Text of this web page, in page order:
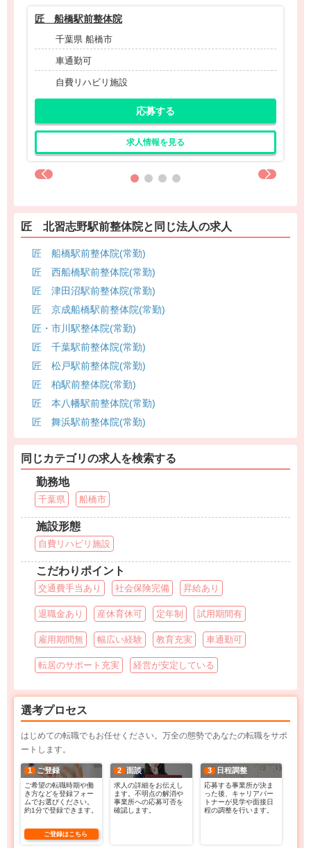
匠 船橋駅前整体院
千葉県 船橋市
車通勤可
自費リハビリ施設
応募する
求人情報を見る
匠 北習志野駅前整体院と同じ法人の求人
匠 船橋駅前整体院(常勤)
匠 西船橋駅前整体院(常勤)
匠 津田沼駅前整体院(常勤)
匠 京成船橋駅前整体院(常勤)
匠・市川駅整体院(常勤)
匠 千葉駅前整体院(常勤)
匠 松戸駅前整体院(常勤)
匠 柏駅前整体院(常勤)
匠 本八幡駅前整体院(常勤)
匠 舞浜駅前整体院(常勤)
同じカテゴリの求人を検索する
勤務地
千葉県 船橋市
施設形態
自費リハビリ施設
こだわりポイント
交通費手当あり 社会保険完備 昇給あり
退職金あり 産休育休可 定年制 試用期間有
雇用期間無 幅広い経験 教育充実 車通勤可
転居のサポート充実 経営が安定している
選考プロセス
はじめての転職でもお任せください。万全の態勢であなたの転職をサポ
ートします。
1 ご登録
ご希望の転職時期や働
き方などを登録フォー
ムでお選びください。
約1分で登録できます。
ご登録はこちら
2 面談
求人の詳細をお伝えし
ます。不明点の解消や
事業所への応募可否を
確認します。
3 日程調整
応募する事業所が決ま
った後、キャリアパー
トナーが見学や面接日
程の調整を行います。